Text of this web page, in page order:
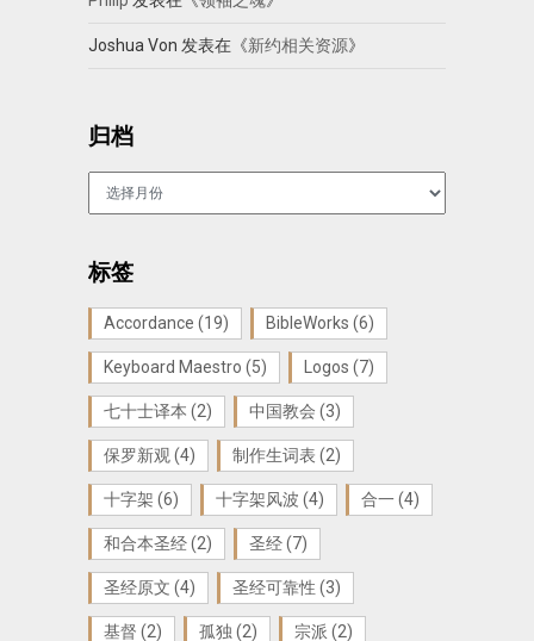
Joshua Von 发表在《新约相关资源》
归档
标签
Accordance (19) BibleWorks (6)
Keyboard Maestro (5) Logos (7)
七十士译本 (2) 中国教会 (3)
保罗新观 (4) 制作生词表 (2)
十字架 (6) 十字架风波 (4) 合一(4)
和合本圣经(2) 圣经(7)
圣经原文 (4) 圣经可靠性 (3)
基督 (2) 孤独 (2) 宗派 (2)